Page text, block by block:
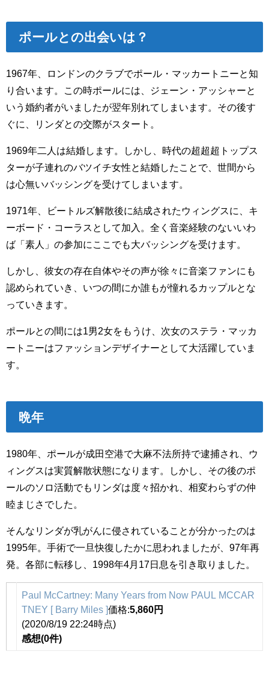
ポールとの出会いは？
1967年、ロンドンのクラブでポール・マッカートニーと知
り合います。この時ポールには、ジェーン・アッシャーと
いう婚約者がいましたが翌年別れてしまいます。その後す
ぐに、リンダとの交際がスタート。
1969年二人は結婚します。しかし、時代の超超超トップス
ターが子連れのバツイチ女性と結婚したことで、世間から
は心無いバッシングを受けてしまいます。
1971年、ビートルズ解散後に結成されたウィングスに、キ
ーボード・コーラスとして加入。全く音楽経験のないいわ
ば「素人」の参加にここでも大バッシングを受けます。
しかし、彼女の存在自体やその声が徐々に音楽ファンにも
認められていき、いつの間にか誰もが憧れるカップルとな
っていきます。
ポールとの間には1男2女をもうけ、次女のステラ・マッカ
ートニーはファッションデザイナーとして大活躍していま
す。
晩年
1980年、ポールが成田空港で大麻不法所持で逮捕され、ウ
ィングスは実質解散状態になります。しかし、その後のポ
ールのソロ活動でもリンダは度々招かれ、相変わらずの仲
睦まじさでした。
そんなリンダが乳がんに侵されていることが分かったのは
1995年。手術で一旦快復したかに思われましたが、97年再
発。各部に転移し、1998年4月17日息を引き取りました。
Paul McCartney: Many Years from Now PAUL MCCAR
TNEY [ Barry Miles ]価格:5,860円
(2020/8/19 22:24時点)
感想(0件)